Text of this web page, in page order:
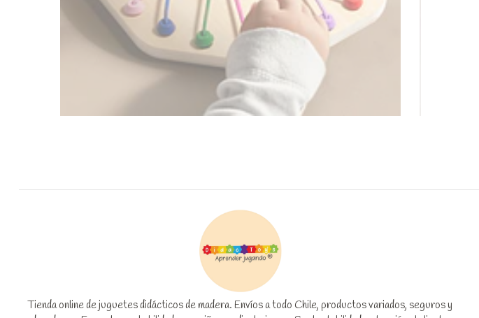
Tienda online de juguetes didácticos de madera. Envíos a todo Chile, productos variados, seguros y